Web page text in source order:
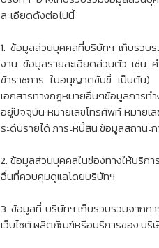
ละเอียดดังต่อไปนี้
1. ข้อมูลส่วนบุคคลที่บริษัทฯ เก็บรวบ
งาน ข้อมูลรายละเอียดส่วนตัว เช่น
ข้าราชการ ใบอนุญาตขับขี่ เป็นต้น)
เอกสารทางกฎหมายอื่นๆข้อมูลการท
อยู่ปัจจุบัน หมายเลขโทรศัพท์ หมายเ
ระดับรายได้ ภาระหนี้สิน ข้อมูลสถาน
2. ข้อมูลส่วนบุคคลในช่องทางให้บริ
อื่นที่ควบคุมดูแลโดยบริษัทฯ
3. ข้อมูลที่ บริษัทฯ เก็บรวบรวมจาก
เว็บไซต์ ผลิตภัณฑ์หรือบริการของ บ